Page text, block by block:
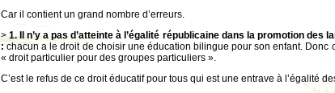
Car il contient un grand nombre d’erreurs.
>1. Il n’y a pas d’atteinte à l’égalité républicaine dans la promotion des
:chacun a le droit de choisir une éducation bilingue pour son enfant. Donc
« droit particulier pour des groupes particuliers ».
C’est le refus de ce droit éducatif pour tous qui est une entrave à l’égalité